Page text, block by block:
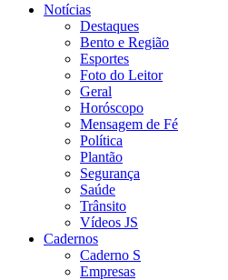
Notícias
Destaques
Bento e Região
Esportes
Foto do Leitor
Geral
Horóscopo
Mensagem de Fé
Política
Plantão
Segurança
Saúde
Trânsito
Vídeos JS
Cadernos
Caderno S
Empresas